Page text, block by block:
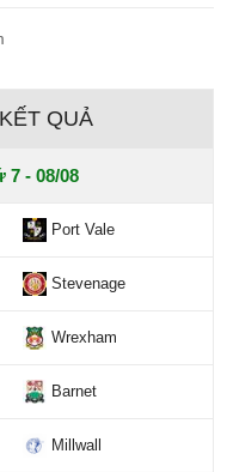
QUẢ
7 - 08/08
Port Vale
Stevenage
Wrexham
Barnet
Millwall